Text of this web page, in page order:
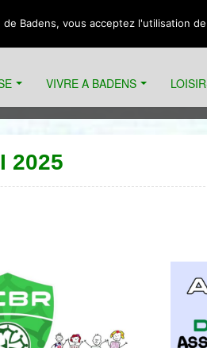
VIVRE A BADENS
2025
Badens, vous acceptez l'utilisation